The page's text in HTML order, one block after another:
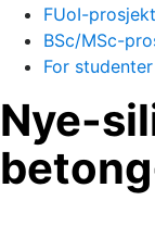
FUoI-
BSc/MSc-
For studenter
Nye-